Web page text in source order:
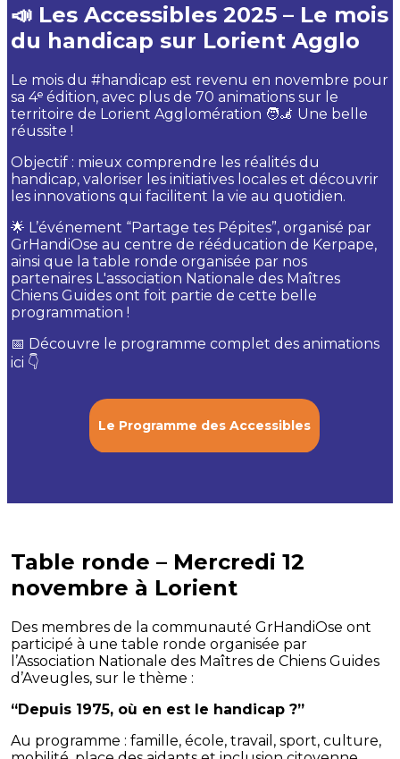
📣 Les Accessibles 2025 – Le mois
du handicap sur Lorient Agglo
Le mois du #handicap est revenu en novembre pour
sa 4ᵉ édition, avec plus de 70 animations sur le
territoire de Lorient Agglomération 🧑🦼 Une belle
réussite !
Objectif : mieux comprendre les réalités du
handicap, valoriser les initiatives locales et découvrir
les innovations qui facilitent la vie au quotidien.
🌟 L’événement “Partage tes Pépites”, organisé par
GrHandiOse au centre de rééducation de Kerpape,
ainsi que la table ronde organisée par nos
partenaires L'association Nationale des Maîtres
Chiens Guides ont foit partie de cette belle
programmation !
📅 Découvre le programme complet des animations
ici 👇
Le Programme des Accessibles
Table ronde – Mercredi 12
novembre à Lorient
Des membres de la communauté GrHandiOse ont
participé à une table ronde organisée par
l’Association Nationale des Maîtres de Chiens Guides
d’Aveugles, sur le thème :
“Depuis 1975, où en est le handicap ?”
Au programme : famille, école, travail, sport, culture,